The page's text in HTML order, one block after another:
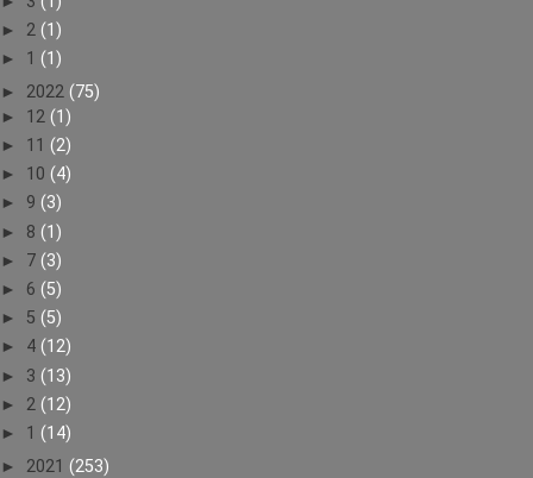
► 2 (1)
► 1 (1)
► 2022 (75)
► 12 (1)
► 11 (2)
► 10 (4)
► 9 (3)
► 8 (1)
► 7 (3)
► 6 (5)
► 5 (5)
► 4 (12)
► 3 (13)
► 2 (12)
► 1 (14)
► 2021 (253)